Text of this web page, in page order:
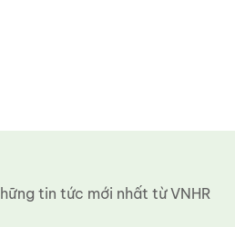
tin tức mới nhất từ ​​VNHR